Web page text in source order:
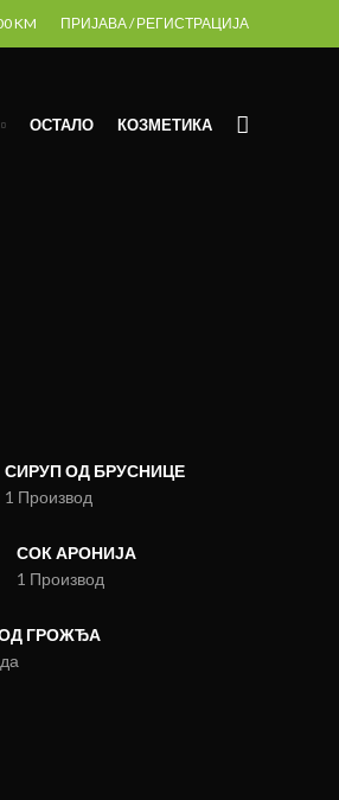
KM ПРИЈАВА / РЕГИСТРАЦИЈА
ОСТАЛО КОЗМЕТИКА
СИРУП ОД БРУСНИЦЕ
1 Производ
СОК АРОНИЈА
1 Производ
ГРОЖЂА